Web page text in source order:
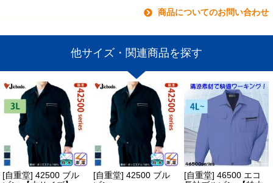
商品についてのお問い合わせ
他サイズ・関連商品を探す
[自重堂] 42500 ブル
[自重堂] 42500 ブル
[自重堂] 46500 エコ